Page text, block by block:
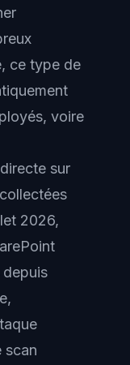
ce type de
voire
sur
2026,
depuis
scan